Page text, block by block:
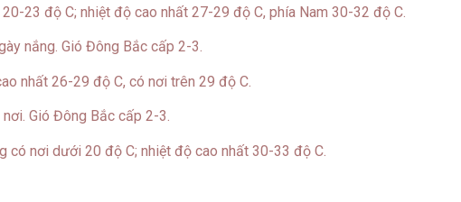
23 độ C; nhiệt độ cao nhất 27-29 độ C, phía Nam 30-32 độ C.
nắng. Gió Đông Bắc cấp 2-3.
nhất 26-29 độ C, có nơi trên 29 độ C.
Gió Đông Bắc cấp 2-3.
có nơi dưới 20 độ C; nhiệt độ cao nhất 30-33 độ C.